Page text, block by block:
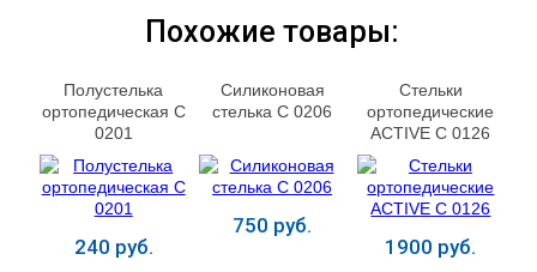
Похожие товары:
Полустелька
ортопедическая С
0201
240 руб.
Силиконовая
стелька С 0206
750 руб.
Стельки
ортопедические
ACTIVE С 0126
1900 руб.